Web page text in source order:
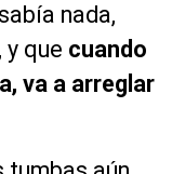
nada,
y que cuando
va a arreglar